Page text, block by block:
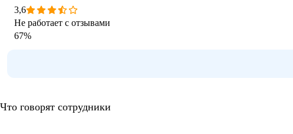
3,6
Не работает с отзывами
67%
Что говорят сотрудники